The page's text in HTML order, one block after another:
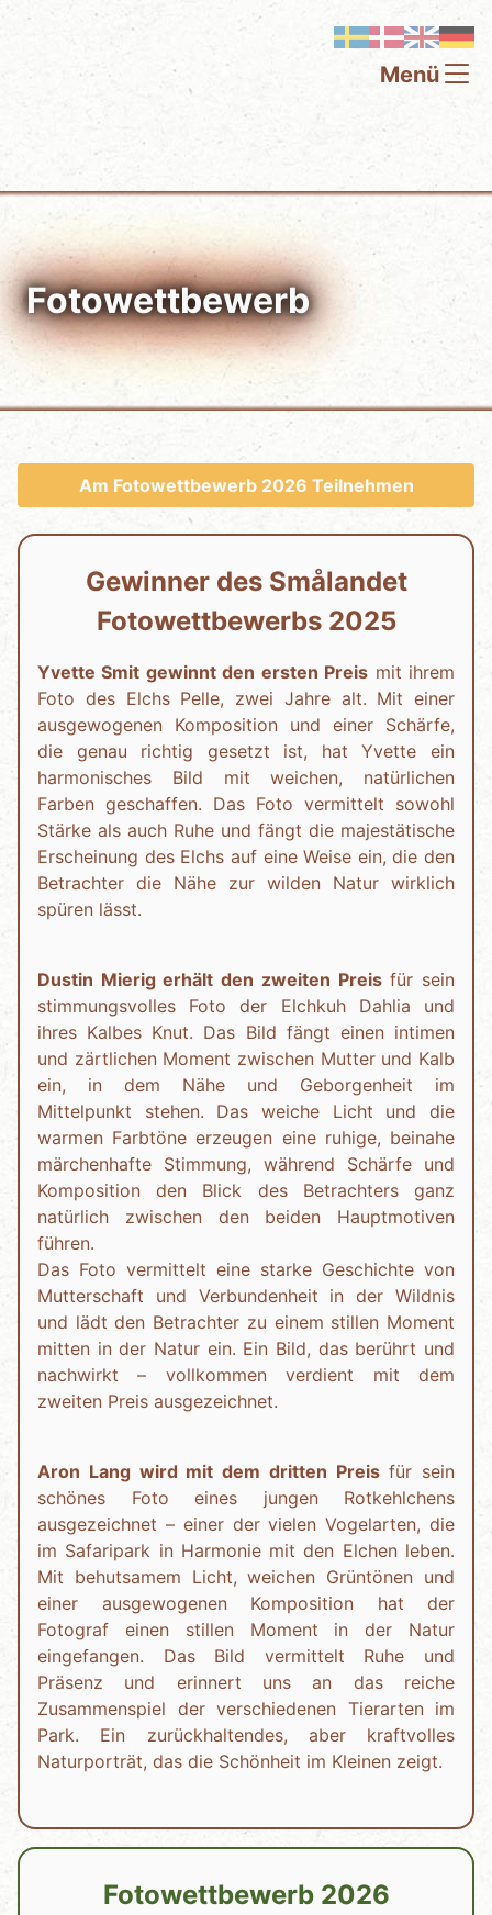
Menü
Fotowettbewerb
Am Fotowettbewerb 2026 Teilnehmen
Gewinner des Smålandet
Fotowettbewerbs 2025
Yvette Smit gewinnt den ersten Preis mit ihrem
Foto des Elchs Pelle, zwei Jahre alt. Mit einer
ausgewogenen Komposition und einer Schärfe,
die genau richtig gesetzt ist, hat Yvette ein
harmonisches Bild mit weichen, natürlichen
Farben geschaffen. Das Foto vermittelt sowohl
Stärke als auch Ruhe und fängt die majestätische
Erscheinung des Elchs auf eine Weise ein, die den
Betrachter die Nähe zur wilden Natur wirklich
spüren lässt.
Dustin Mierig erhält den zweiten Preisfür sein
stimmungsvolles Foto der Elchkuh Dahlia und
ihres Kalbes Knut. Das Bild fängt einen intimen
und zärtlichen Moment zwischen Mutter und Kalb
ein, in dem Nähe und Geborgenheit im
Mittelpunkt stehen. Das weiche Licht und die
warmen Farbtöne erzeugen eine ruhige, beinahe
märchenhafte Stimmung, während Schärfe und
Komposition den Blick des Betrachters ganz
natürlich zwischen den beiden Hauptmotiven
führen.
Das Foto vermittelt eine starke Geschichte von
Mutterschaft und Verbundenheit in der Wildnis
und lädt den Betrachter zu einem stillen Moment
mitten in der Natur ein. Ein Bild, das berührt und
nachwirkt – vollkommen verdient mit dem
zweiten Preis ausgezeichnet.
Aron Lang wird mit dem dritten Preisfür sein
schönes Foto eines jungen Rotkehlchens
ausgezeichnet – einer der vielen Vogelarten, die
im Safaripark in Harmonie mit den Elchen leben.
Mit behutsamem Licht, weichen Grüntönen und
einer ausgewogenen Komposition hat der
Fotograf einen stillen Moment in der Natur
eingefangen. Das Bild vermittelt Ruhe und
Präsenz und erinnert uns an das reiche
Zusammenspiel der verschiedenen Tierarten im
Park. Ein zurückhaltendes, aber kraftvolles
Naturporträt, das die Schönheit im Kleinen zeigt.
Fotowettbewerb 2026